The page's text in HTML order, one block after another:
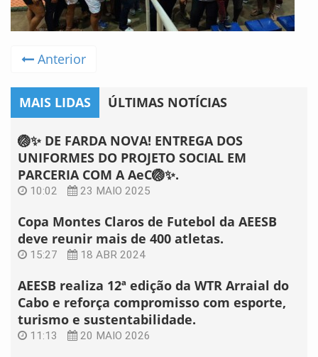
Anterior
MAIS LIDAS ÚLTIMAS NOTÍCIAS
🏐✨ DE FARDA NOVA! ENTREGA DOS
UNIFORMES DO PROJETO SOCIAL EM
PARCERIA COM A AeC🏐✨.
10:02 23 MAIO 2025
Copa Montes Claros de Futebol da AEESB
deve reunir mais de 400 atletas.
15:27 18 ABR 2024
AEESB realiza 12ª edição da WTR Arraial do
Cabo e reforça compromisso com esporte,
turismo e sustentabilidade.
11:13 20 MAIO 2026